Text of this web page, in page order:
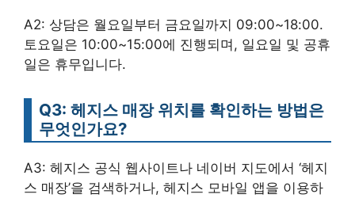
A2: 상담은 월요일부터 금요일까지 09:00~18:00.
토요일은 10:00~15:00에 진행되며, 일요일 및 공휴
일은 휴무입니다.
Q3: 헤지스 매장 위치를 확인하는 방법은
무엇인가요?
A3: 헤지스 공식 웹사이트나 네이버 지도에서 ‘헤지
스 매장’을 검색하거나, 헤지스 모바일 앱을 이용하